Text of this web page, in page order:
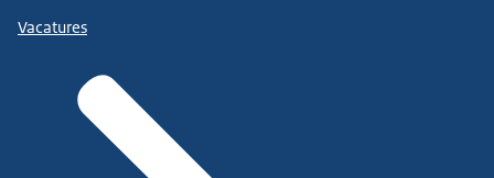
Vacatures